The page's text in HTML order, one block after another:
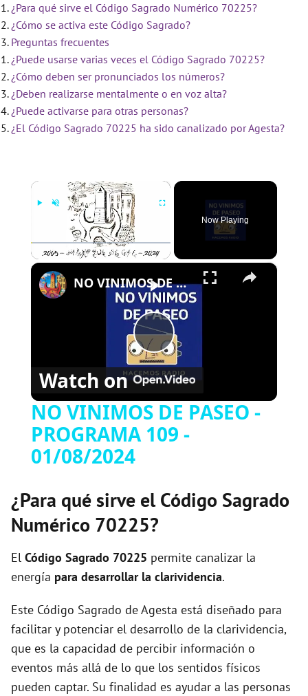
¿Para qué sirve el Código Sagrado Numérico 70225?
¿Cómo se activa este Código Sagrado?
Preguntas frecuentes
¿Puede usarse varias veces el Código Sagrado 70225?
¿Cómo deben ser pronunciados los números?
¿Deben realizarse mentalmente o en voz alta?
¿Puede activarse para otras personas?
¿El Código Sagrado 70225 ha sido canalizado por Agesta?
×
Now Playing
×
P
a
V
i
e
o
NO VINIMOS DE PASEO - PROGRAMA 109 - 01/08/2024
Watch on
NO VINIMOS DE PASEO -
PROGRAMA 109 -
01/08/2024
¿Para qué sirve el Código Sagrado
Numérico 70225?
El Código Sagrado 70225 permite canalizar la
energía para desarrollar la clarividencia.
Este Código Sagrado de Agesta está diseñado para
facilitar y potenciar el desarrollo de la clarividencia,
que es la capacidad de percibir información o
eventos más allá de lo que los sentidos físicos
pueden captar. Su finalidad es ayudar a las personas